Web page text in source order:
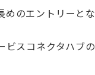
めのエントリーとな
スコネクタハブの